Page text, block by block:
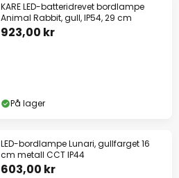
KARE LED-batteridrevet bordlampe
Animal Rabbit, gull, IP54, 29 cm
923,00 kr
På lager
LED-bordlampe Lunari, gullfarget 16
cm metall CCT IP44
603,00 kr